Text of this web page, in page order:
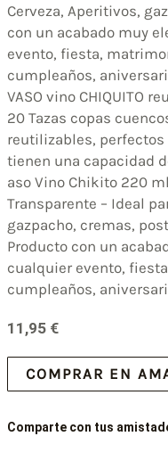
Cerveza, Aperitivos,
con un acabado muy
evento, fiesta,
cumpleaños,
VASO vino CHIQUITO
20 Tazas copas
reutilizables,
tienen una capacidad
aso Vino Chikito 220
Transparente – Ideal
gazpacho, cremas,
Producto con un
cualquier evento,
cumpleaños,
11,95 €
COMPRAR EN
Comparte con tus